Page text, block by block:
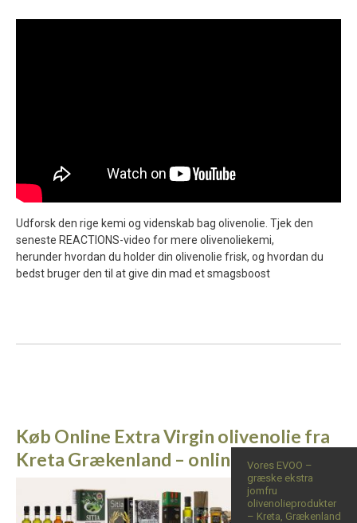
Udforsk den rige kemi og videnskab bag olivenolie. Tjek den
seneste REACTIONS-video for mere olivenoliekemi,
herunder hvordan du holder din olivenolie frisk, og hvordan du
bedst bruger den til at give din mad et smagsboost
Køb Online Extra Virgin olivenolie fra
Kreta Grækenland – online eShop
Vores EVOO –
græske ekstra
jomfru
olivenolieprodukter
– Kreta, Grækenland